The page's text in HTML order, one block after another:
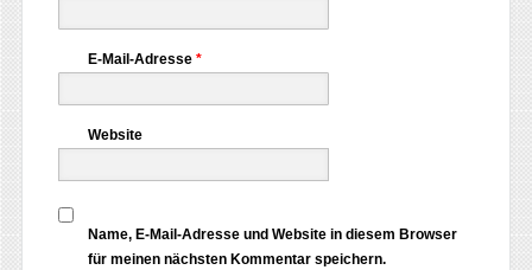
E-Mail-Adresse *
Website
Name, E-Mail-Adresse und Website in diesem Browser
für meinen nächsten Kommentar speichern.